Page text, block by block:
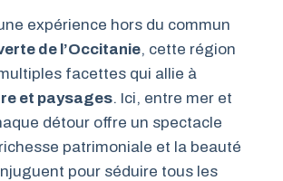
expérience hors du commun
de l’Occitanie, cette région
facettes qui allie à
et paysages. Ici, entre mer et
détour offre un spectacle
patrimoniale et la beauté
pour séduire tous les